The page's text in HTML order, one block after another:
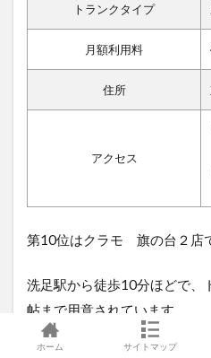
トランクタイプ
月額利用料
住所
アクセス
第10位はクラモ 旗の台２店
洗足駅から徒歩10分ほどで、
帖まで用意されています。
「旗の台１店」はすぐ近く
ホーム サイトマップ